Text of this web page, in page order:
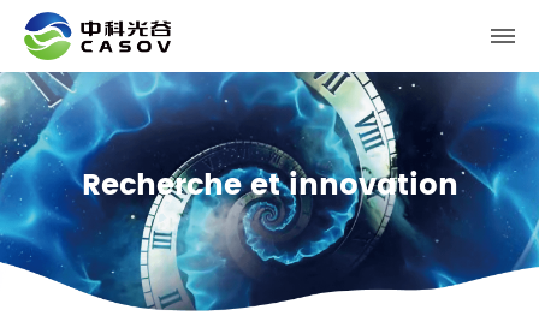
Recherche et innovation